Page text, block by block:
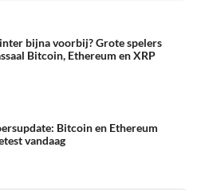
bijna voorbij? Grote spelers
Bitcoin, Ethereum en XRP
Bitcoin en Ethereum
vandaag